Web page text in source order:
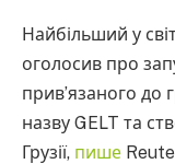
Найбільший у
оголосив про
прив’язаного до
назву GELT та
Грузії, пише